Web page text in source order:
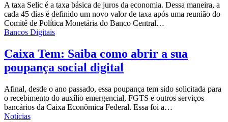
A taxa Selic é a taxa básica de juros da economia. Dessa maneira, a
cada 45 dias é definido um novo valor de taxa após uma reunião do
Comitê de Política Monetária do Banco Central…
Bancos Digitais
Caixa Tem: Saiba como abrir a sua
poupança social digital
Afinal, desde o ano passado, essa poupança tem sido solicitada para
o recebimento do auxílio emergencial, FGTS e outros serviços
bancários da Caixa Econômica Federal. Essa foi a…
Notícias